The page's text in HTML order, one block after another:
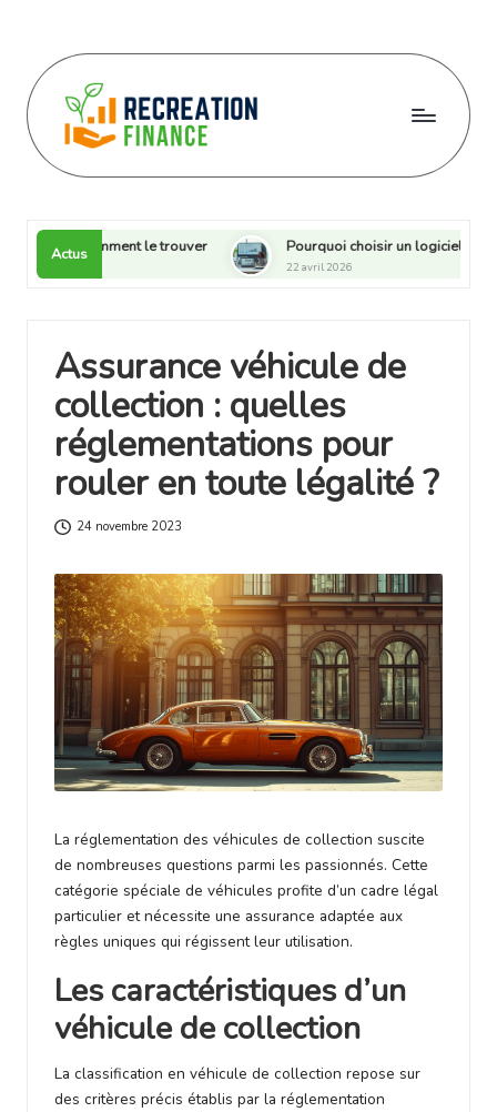
content
R
c
r
a
ti
o
n
fi
a
n
c
e
Actus
comment le trouver Pourquoi choisir un logiciel de gestion
22 avril 2026
Assurance véhicule de
collection : quelles
réglementations pour
rouler en toute légalité ?
24 novembre 2023
La réglementation des véhicules de collection suscite
de nombreuses questions parmi les passionnés. Cette
catégorie spéciale de véhicules profite d’un cadre légal
particulier et nécessite une assurance adaptée aux
règles uniques qui régissent leur utilisation.
Les caractéristiques d’un
véhicule de collection
La classification en véhicule de collection repose sur
des critères précis établis par la réglementation